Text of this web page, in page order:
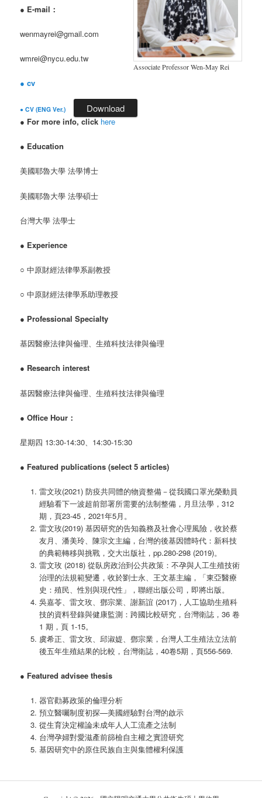
Associate Professor Wen-May Rei
● E-mail：
wenmayrei@gmail.com
wmrei@nycu.edu.tw
● cv
●CV (ENG Ver.) Download
● For more info, click here
● Education
美國耶魯大學 法學博士
美國耶魯大學 法學碩士
台灣大學 法學士
● Experience
○ 中原財經法律學系副教授
○ 中原財經法律學系助理教授
● Professional Specialty
基因醫療法律與倫理、生殖科技法律與倫理
● Research interest
基因醫療法律與倫理、生殖科技法律與倫理
●Office Hour：
星期四 13:30-14:30、14:30-15:30
● Featured publications (select 5 articles)
雷文玫(2021) 防疫共同體的物資整備－從我國口罩光榮動員
經驗看下一波超前部署所需要的法制整備，月旦法學，312
期，頁23-45，2021年5月。
雷文玫(2019) 基因研究的告知義務及社會心理風險，收於蔡
友月、潘美玲、陳宗文主編，台灣的後基因體時代：新科技
的典範轉移與挑戰，交大出版社，pp.280-298 (2019)。
雷文玫 (2018) 從臥房政治到公共政策：不孕與人工生殖技術
治理的法規範變遷，收於劉士永、王文基主編，「東亞醫療
史：殖民、性別與現代性」，聯經出版公司，即將出版。
吳嘉苓、雷文玫、鄧宗業、謝新誼 (2017)，人工協助生殖科
技的資料登錄與健康監測：跨國比較研究，台灣衛誌，36 卷
1 期，頁 1-15。
虞希正、雷文玫、邱淑媞、鄧宗業，台灣人工生殖法立法前
後五年生殖結果的比較，台灣衛誌，40卷5期，頁556-569.
● Featured advisee thesis
器官勸募政策的倫理分析
預立醫囑制度初探—美國經驗對台灣的啟示
從生育決定權論未成年人人工流產之法制
台灣孕婦對愛滋產前篩檢自主權之實證研究
基因研究中的原住民族自主與集體權利保護